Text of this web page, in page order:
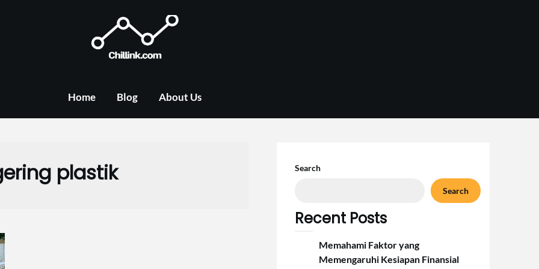
Home Blog About Us
plastik Search
Search
Recent Posts
Memahami Faktor yang
Memengaruhi Kesiapan Finansial